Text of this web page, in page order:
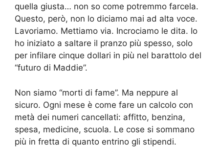
quella giusta… non so come potremmo farcela.
Questo, però, non lo diciamo mai ad alta voce.
Lavoriamo. Mettiamo via. Incrociamo le dita. Io
ho iniziato a saltare il pranzo più spesso, solo
per infilare cinque dollari in più nel barattolo del
“futuro di Maddie”.
Non siamo “morti di fame”. Ma neppure al
sicuro. Ogni mese è come fare un calcolo con
metà dei numeri cancellati: affitto, benzina,
spesa, medicine, scuola. Le cose si sommano
più in fretta di quanto entrino gli stipendi.